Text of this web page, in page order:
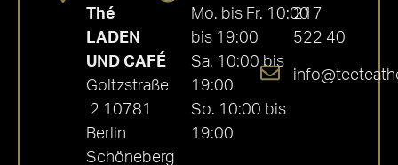
Thé
LADEN
UND CAFÉ
Goltzstraße
2 10781
Berlin
Schöneberg
Mo. bis Fr. 10:00
bis 19:00
Sa. 10:00 bis
19:00
So. 10:00 bis
19:00
217
522 40